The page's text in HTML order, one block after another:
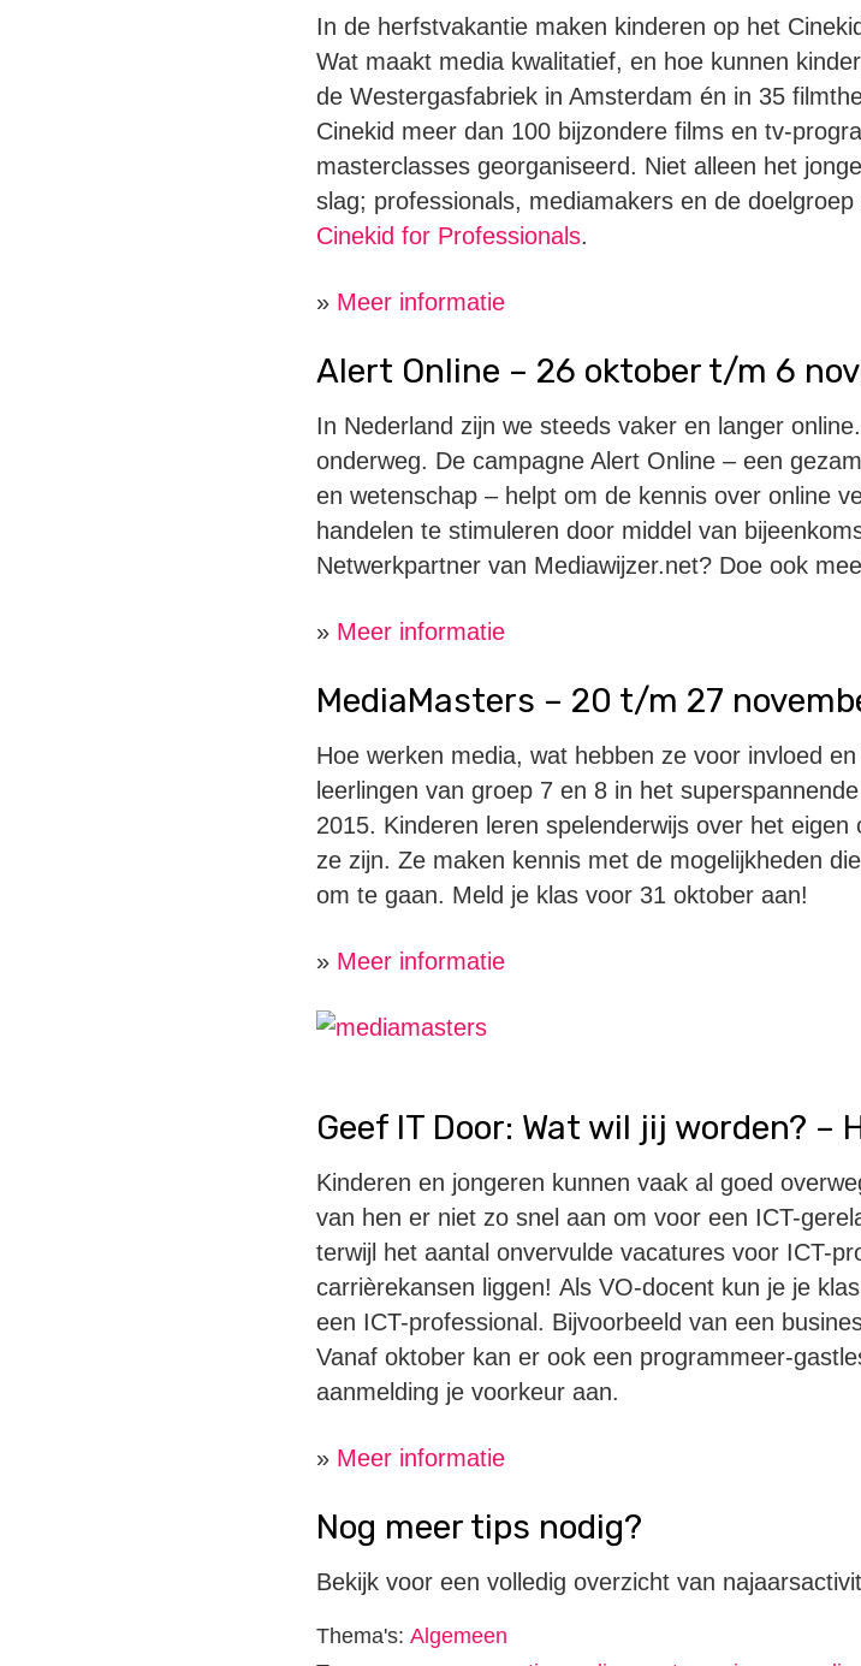
In de herfstvakantie maken kinderen op het
Wat maakt media kwalitatief, en hoe kunnen
de Westergasfabriek in Amsterdam én in 35
Cinekid meer dan 100 bijzondere films en tv-
masterclasses georganiseerd. Niet alleen het
slag; professionals, mediamakers en de
Cinekid for Professionals.
» Meer informatie
Alert Online – 26 oktober t/m 6
In Nederland zijn we steeds vaker en langer
onderweg. De campagne Alert Online – een
en wetenschap – helpt om de kennis over online
handelen te stimuleren door middel van
Netwerkpartner van Mediawijzer.net? Doe ook
» Meer informatie
MediaMasters – 20 t/m 27
Hoe werken media, wat hebben ze voor invloed
leerlingen van groep 7 en 8 in het
2015. Kinderen leren spelenderwijs over het
ze zijn. Ze maken kennis met de mogelijkheden
om te gaan. Meld je klas voor 31 oktober aan!
» Meer informatie
Geef IT Door: Wat wil jij worden? –
Kinderen en jongeren kunnen vaak al goed
van hen er niet zo snel aan om voor een ICT-
terwijl het aantal onvervulde vacatures voor ICT-
carrièrekansen liggen! Als VO-docent kun je je
een ICT-professional. Bijvoorbeeld van een
Vanaf oktober kan er ook een programmeer-
aanmelding je voorkeur aan.
» Meer informatie
Nog meer tips nodig?
Bekijk voor een volledig overzicht van
Thema's: Algemeen